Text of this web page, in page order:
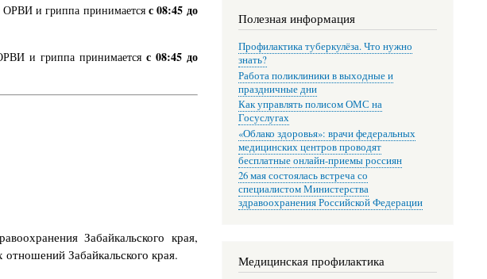
ОРВИ и гриппа принимается с 08:45 до
и гриппа принимается с 08:45 до
Забайкальского края,
Забайкальского края.
Полезная информация
Профилактика туберкулёза. Что нужно
знать?
Работа поликлиники в выходные и
праздничные дни
Как управлять полисом ОМС на
Госуслугах
«Облако здоровья»: врачи федеральных
медицинских центров проводят
бесплатные онлайн-приемы россиян
26 мая состоялась встреча со
специалистом Министерства
здравоохранения Российской Федерации
Медицинская профилактика